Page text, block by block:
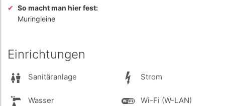
So macht man hier fest:
Muringleine
Einrichtungen
Sanitäranlage Strom
Wasser Wi-Fi (W-LAN)